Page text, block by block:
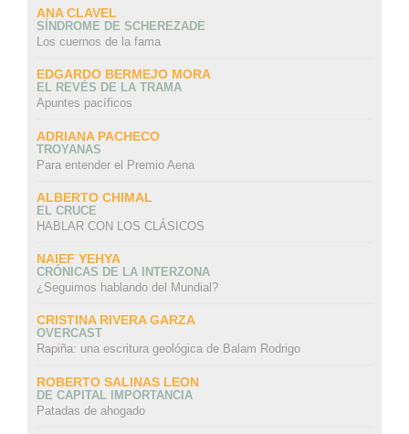
ANA CLAVEL
SÍNDROME DE SCHEREZADE
Los cuernos de la fama
EDGARDO BERMEJO MORA
EL REVÉS DE LA TRAMA
Apuntes pacíficos
ADRIANA PACHECO
TROYANAS
Para entender el Premio Aena
ALBERTO CHIMAL
EL CRUCE
HABLAR CON LOS CLÁSICOS
NAIEF YEHYA
CRÓNICAS DE LA INTERZONA
¿Seguimos hablando del Mundial?
CRISTINA RIVERA GARZA
OVERCAST
Rapiña: una escritura geológica de Balam Rodrigo
ROBERTO SALINAS LEON
DE CAPITAL IMPORTANCIA
Patadas de ahogado